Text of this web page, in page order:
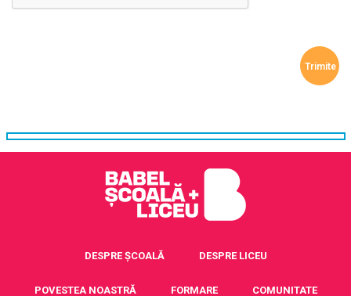
DESPRE ȘCOALĂ DESPRE LICEU
POVESTEA NOASTRĂ FORMARE COMUNITATE